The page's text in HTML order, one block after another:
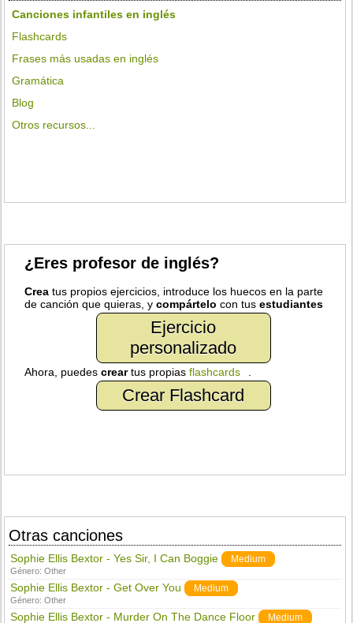
Canciones infantiles en inglés
Flashcards
Frases más usadas en inglés
Gramática
Blog
Otros recursos...
¿Eres profesor de inglés?
Crea tus propios ejercicios, introduce los huecos en la parte
de canción que quieras, ycompártelo con tusestudiantes
Ejercicio
personalizado
Ahora, puedescreartus propiasflashcards
Crear Flashcard
Otras canciones
Sophie Ellis Bextor - Yes Sir, I Can Boggie Medium
Género:Other
Sophie Ellis Bextor - Get Over You Medium
Género:Other
Sophie Ellis Bextor - Murder On The Dance Floor Medium